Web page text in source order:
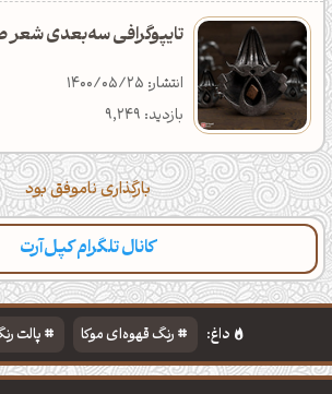
تایپوگرافی سه‌بعدی شعر
انتشار: 1400/05/25
بازدید: 9,249
بارگذاری ناموفق بود
کانال تلگرام کپل‌آرت
داغ: رنگ قهوه‌ای موکا
پالت
دانلود والپیپر مذهبی